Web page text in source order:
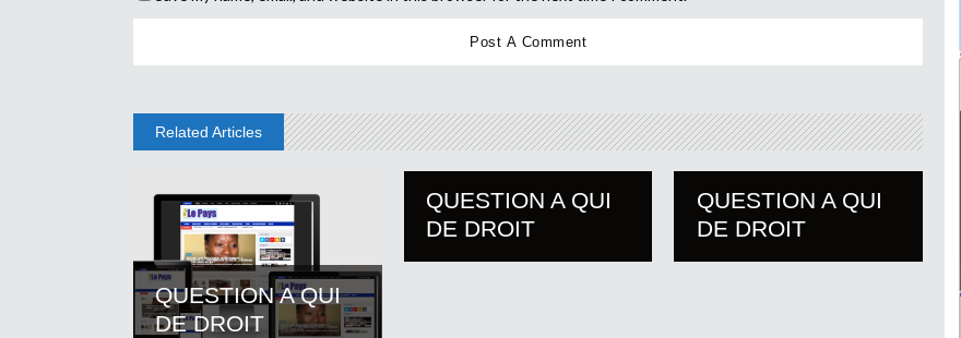
Related Articles
QUESTION A QUI
DE DROIT
QUESTION A QUI
DE DROIT
QUESTION A QUI
DE DROIT